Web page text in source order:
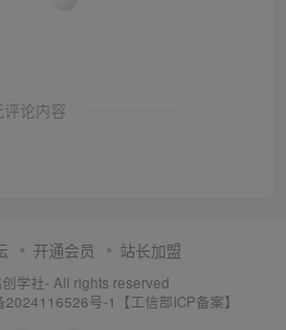
评论内容
开通会员 站长加盟
创学社- All rights reserved
2024116526号-1【工信部ICP备案】